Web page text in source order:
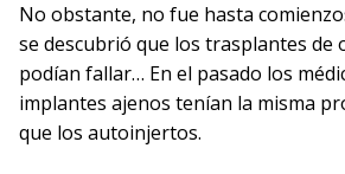
No obstante, no fue hasta
se descubrió que los trasplantes de
podían fallar… En el pasado los
implantes ajenos tenían la misma
que los autoinjertos.